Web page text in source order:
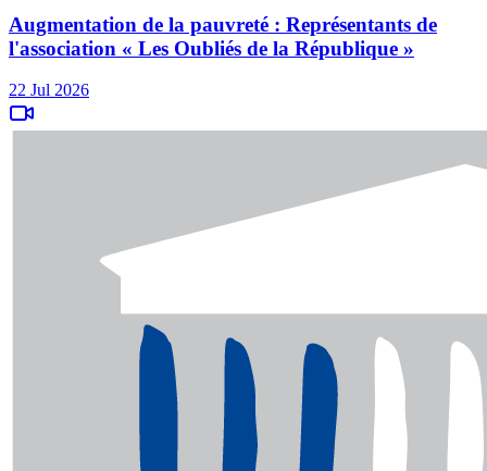
Augmentation de la pauvreté : Représentants de
l'association « Les Oubliés de la République »
22 Jul 2026